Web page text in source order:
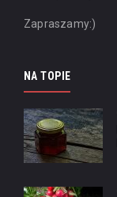
Zapraszamy:)
NA TOPIE